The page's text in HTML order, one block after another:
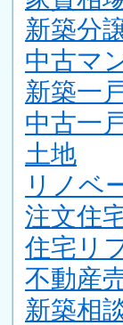
新築分
中古マ
新築一
中古一
土地
リノベ
注文住
住宅リ
不動産
新築相